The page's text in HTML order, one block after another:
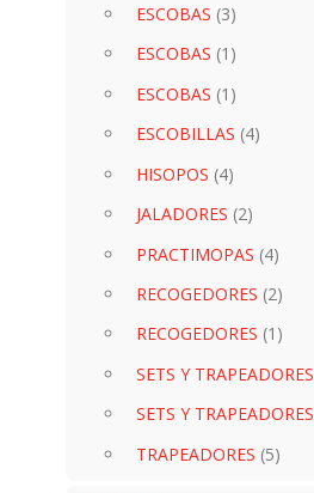
ESCOBAS (3)
ESCOBAS (1)
ESCOBAS (1)
ESCOBILLAS (4)
HISOPOS (4)
JALADORES (2)
PRACTIMOPAS (4)
RECOGEDORES (2)
RECOGEDORES (1)
SETS Y TRAPEADORES
SETS Y TRAPEADORES
TRAPEADORES (5)